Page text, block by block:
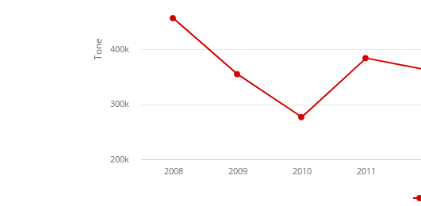
Tone
2008 2009 2010 2011
200k
300k
400k